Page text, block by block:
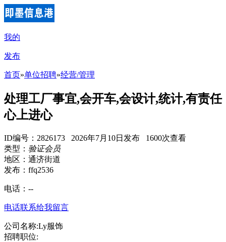
我的
发布
首页»单位招聘»经营/管理
处理工厂事宜,会开车,会设计,统计,有责任
心上进心
ID编号：2826173 2026年7月10日发布 1600次查看
类型： 验证会员
地区：通济街道
发布：ffq2536
电话： --
电话联系给我留言
公司名称:Ly服饰
招聘职位: